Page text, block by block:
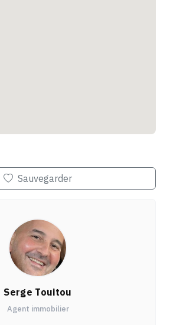
Sauvegarder
Serge Touitou
Agent immobilier